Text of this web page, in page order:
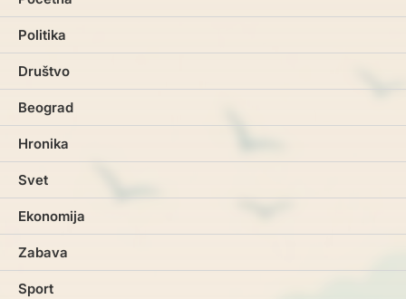
Politika
Društvo
Beograd
Hronika
Svet
Ekonomija
Zabava
Sport